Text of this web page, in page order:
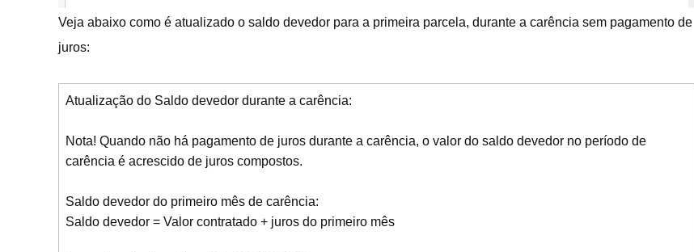
Veja abaixo como é atualizado o saldo devedor para a primeira parcela, durante a carência sem pagamento de
juros:
Atualização do Saldo devedor durante a carência:
Nota! Quando não há pagamento de juros durante a carência, o valor do saldo devedor no período de
carência é acrescido de juros compostos.
Saldo devedor do primeiro mês de carência:
Saldo devedor = Valor contratado + juros do primeiro mês